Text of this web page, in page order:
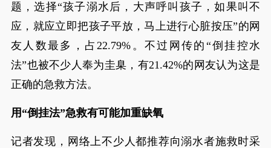
题，选择“孩子溺水后，大声呼叫孩子，如果叫不
应，就应立即把孩子平放，马上进行心脏按压”的网
友人数最多，占22.79%。不过网传的“倒挂控水
法”也被不少人奉为圭臬，有21.42%的网友认为这是
正确的急救方法。
用“倒挂法”急救有可能加重缺氧
记者发现，网络上不少人都推荐向溺水者施救时采